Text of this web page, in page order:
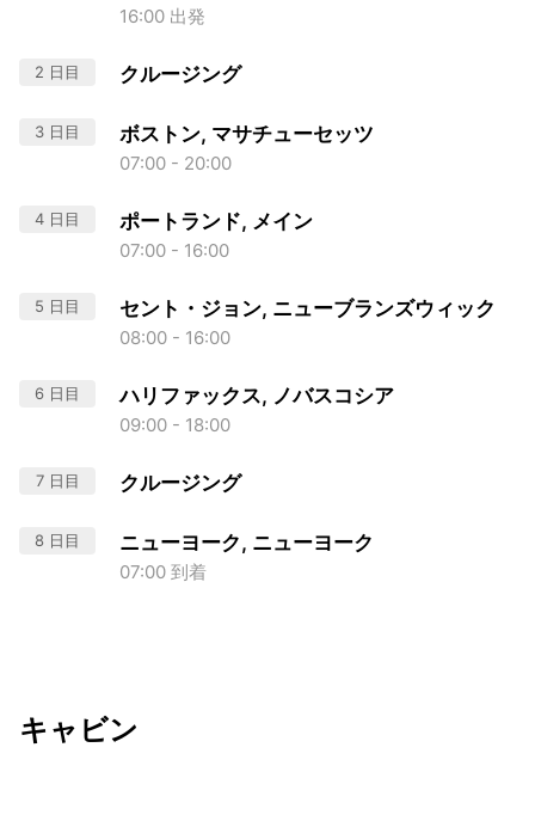
16:00 出発
2 日目 クルージング
3 日目 ボストン, マサチューセッツ
07:00 - 20:00
4 日目 ポートランド, メイン
07:00 - 16:00
5 日目 セント・ジョン, ニューブランズウィック
08:00 - 16:00
6 日目 ハリファックス, ノバスコシア
09:00 - 18:00
7 日目 クルージング
8 日目 ニューヨーク, ニューヨーク
07:00 到着
キャビン